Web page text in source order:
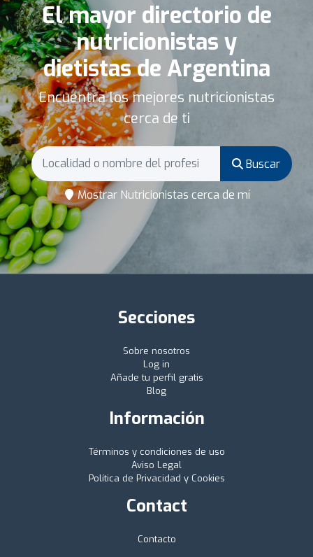
El mayor directorio de
nutricionistas y
dietistas de Argentina
Encuentra los mejores nutricionistas
cerca de ti
Buscar
Mostrar Nutricionistas cerca de mí
Secciones
Sobre nosotros
Log in
Añade tu perfil gratis
Blog
Información
Términos y condiciones de uso
Aviso Legal
Política de Privacidad y Cookies
Contact
Contacto